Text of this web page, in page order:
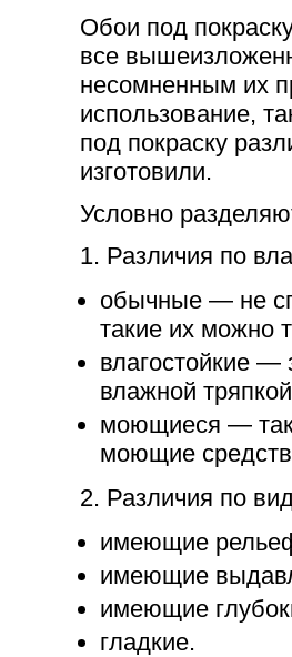
Обои под
все
несомненным их
использование,
под покраску
изготовили.
Условно
1. Различия по
обычные — не
такие их можно
влагостойкие —
влажной
моющиеся —
моющие
2. Различия по
имеющие
имеющие
имеющие
гладкие.